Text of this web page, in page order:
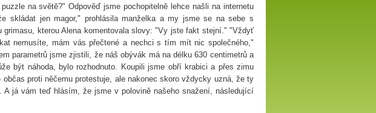
na světě?" Odpověď jsme pochopitelně lehce našli na internetu
skládat jen magor," prohlásila manželka a my jsme se na sebe s
grimasu, kterou Alena komentovala slovy: "Vy jste fakt stejní." "Vždyť
nemusíte, mám vás přečtené a nechci s tím mít nic společného,"
parametrů jsme zjistili, že náš obývák má na délku 630 centimetrů a
být náhoda, bylo rozhodnuto. Koupili jsme obří krabici a přes zimu
proti něčemu protestuje, ale nakonec skoro vždycky uzná, že ty
A já vám teď hlásím, že jsme v polovině našeho snažení, následující